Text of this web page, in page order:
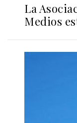
La
Medios